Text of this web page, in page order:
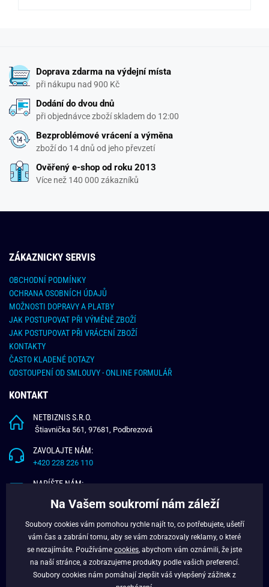
Doprava zdarma na výdejní místa
při nákupu nad 900 Kč
Dodání do dvou dnů
při objednávce zboží skladem do 12:00
Bezproblémové vrácení a výměna
zboží do 14 dnů od jeho převzetí
Ověřený e-shop od roku 2013
Více než 140 000 zákazníků
ZÁKAZNICKY SERVIS
OBCHODNÍ PODMÍNKY
OCHRANA OSOBNÍCH ÚDAJŮ
MOŽNOSTI DOPRAVY A PLATBY
JAK POSTUPOVAT PŘI VÝMĚNĚ ZBOŽÍ
JAK POSTUPOVAT PŘI VRÁCENÍ ZBOŽÍ
KONTAKTY
ČASTO KLADENÉ DOTAZY
ODSTOUPENÍ OD SMLOUVY - ONLINE FORMULÁŘ
KONTAKT
NETBIZNIS S.R.O.
Štiavnička 561, 97681, Podbrezová
ZAVOLAJTE NÁM:
+420 228 226 110
NAPÍŠTE NÁM:
O NÁS
VĚRNOSTNÍ PROGRAM
Na Vašem soukromí nám záleží
Soubory cookies vám pomohou rychle najít to, co potřebujete, ušetří
vám čas a zabrání tomu, aby se vám zobrazovaly reklamy, o které
se nezajímáte. Používáme cookies , abychom vám oznámili, že jste
na naší stránce, a zobrazujeme produkty podle vašich preferencí.
Soubory cookies nám pomáhají zlepšit váš vylepšený zážitek z